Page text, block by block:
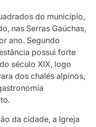
do município,
nas Serras Gaúchas,
ano. Segundo
possui forte
século XIX, logo
dos chalés alpinos,
da cidade, a Igreja